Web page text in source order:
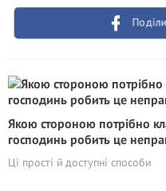
Якою стороною потрібно
господинь робить це
Ці прості й доступні способи